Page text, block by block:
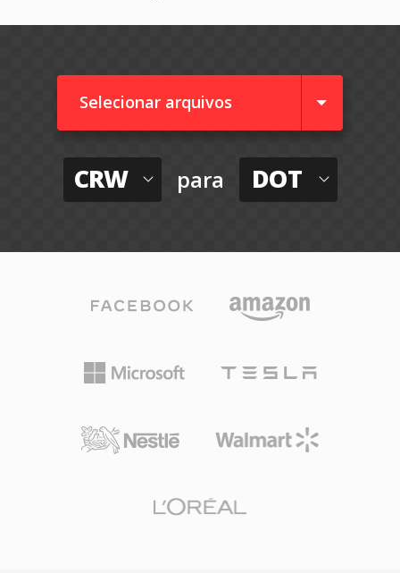
Selecionar arquivos
CRW para DOT